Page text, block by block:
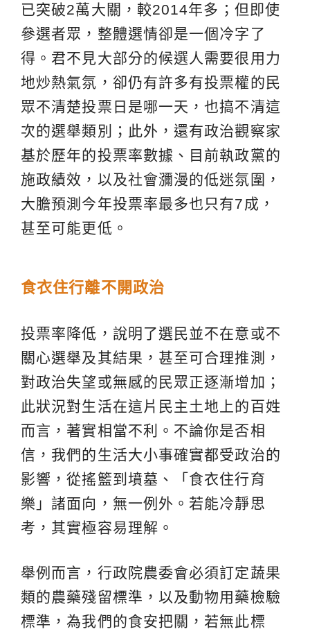
已突破2萬大關，較2014年多；但即使
參選者眾，整體選情卻是一個冷字了
得。君不見大部分的候選人需要很用力
地炒熱氣氛，卻仍有許多有投票權的民
眾不清楚投票日是哪一天，也搞不清這
次的選舉類別；此外，還有政治觀察家
基於歷年的投票率數據、目前執政黨的
施政績效，以及社會瀰漫的低迷氛圍，
大膽預測今年投票率最多也只有7成，
甚至可能更低。
食衣住行離不開政治
投票率降低，說明了選民並不在意或不
關心選舉及其結果，甚至可合理推測，
對政治失望或無感的民眾正逐漸增加；
此狀況對生活在這片民主土地上的百姓
而言，著實相當不利。不論你是否相
信，我們的生活大小事確實都受政治的
影響，從搖籃到墳墓、「食衣住行育
樂」諸面向，無一例外。若能冷靜思
考，其實極容易理解。
舉例而言，行政院農委會必須訂定蔬果
類的農藥殘留標準，以及動物用藥檢驗
標準，為我們的食安把關，若無此標